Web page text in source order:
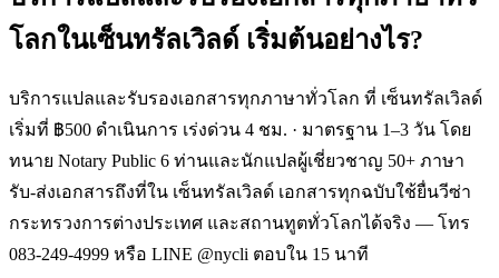
โลกในเซ็นทรัลเวิลด์ เริ่มต้นอย่างไร?
บริการแปลและรับรองเอกสารทุกภาษาทั่วโลก ที่ เซ็นทรัลเวิลด์
เริ่มที่ ฿500 ดำเนินการ เร่งด่วน 4 ชม. · มาตรฐาน 1–3 วัน โดย
ทนาย Notary Public 6 ท่านและนักแปลผู้เชี่ยวชาญ 50+ ภาษา
รับ-ส่งเอกสารถึงที่ใน เซ็นทรัลเวิลด์ เอกสารทุกฉบับใช้ยื่นวีซ่า
กระทรวงการต่างประเทศ และสถานทูตทั่วโลกได้จริง — โทร
083-249-4999 หรือ LINE @nycli ตอบใน 15 นาที